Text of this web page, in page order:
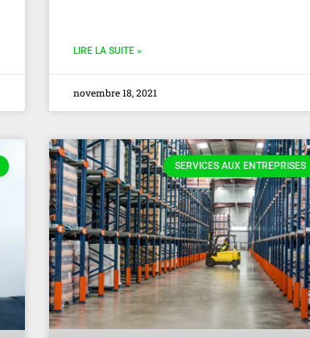
LIRE LA SUITE »
novembre 18, 2021
SERVICES AUX ENTREPRISES